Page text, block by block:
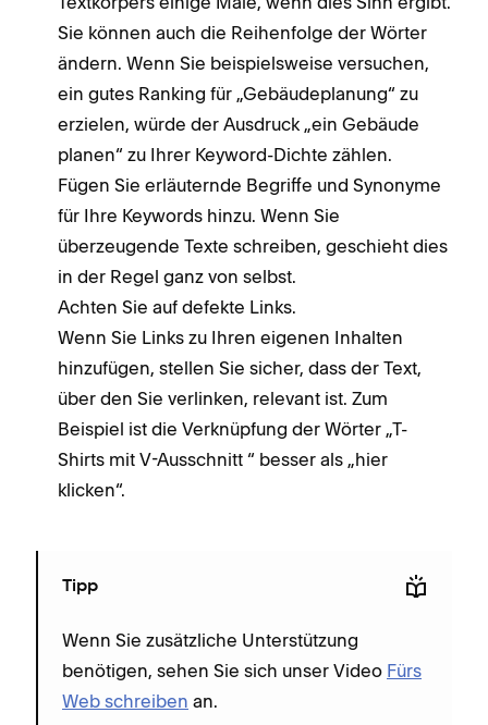
Sie können auch die Reihenfolge der Wörter
ändern. Wenn Sie beispielsweise versuchen,
ein gutes Ranking für „Gebäudeplanung“ zu
erzielen, würde der Ausdruck „ein Gebäude
planen“ zu Ihrer Keyword-Dichte zählen.
Fügen Sie erläuternde Begriffe und Synonyme
für Ihre Keywords hinzu. Wenn Sie
überzeugende Texte schreiben, geschieht dies
in der Regel ganz von selbst.
Achten Sie auf defekte Links.
Wenn Sie Links zu Ihren eigenen Inhalten
hinzufügen, stellen Sie sicher, dass der Text,
über den Sie verlinken, relevant ist. Zum
Beispiel ist die Verknüpfung der Wörter „T-
Shirts mit V-Ausschnitt “ besser als „hier
klicken“.
Tipp
Wenn Sie zusätzliche Unterstützung
benötigen, sehen Sie sich unser Video Fürs
Web schreiben an.